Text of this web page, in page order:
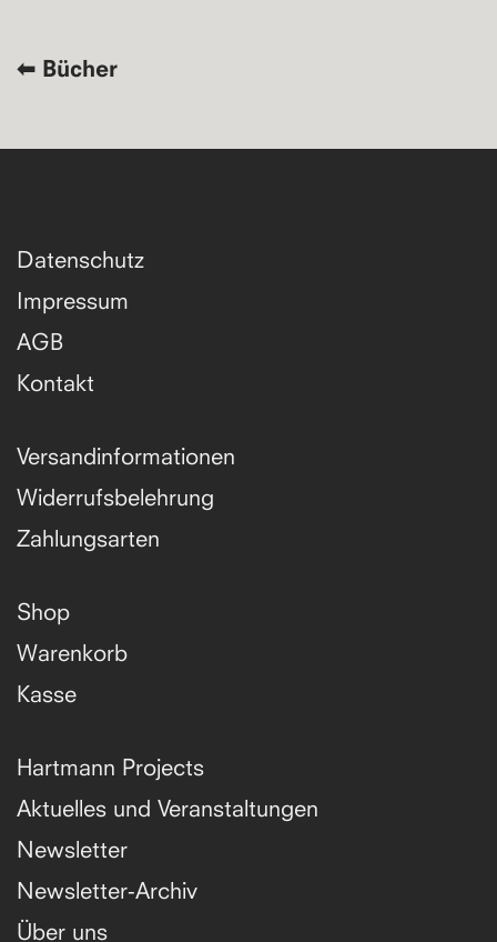
⬅︎ Bücher
Datenschutz
Impressum
AGB
Kontakt
Versandinformationen
Widerrufsbelehrung
Zahlungsarten
Shop
Warenkorb
Kasse
Hartmann Projects
Aktuelles und Veranstaltungen
Newsletter
Newsletter-Archiv
Über uns